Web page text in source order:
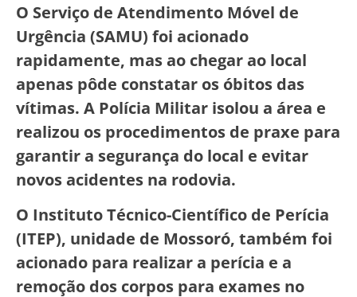
O Serviço de Atendimento Móvel de
Urgência (SAMU) foi acionado
rapidamente, mas ao chegar ao local
apenas pôde constatar os óbitos das
vítimas. A Polícia Militar isolou a área e
realizou os procedimentos de praxe para
garantir a segurança do local e evitar
novos acidentes na rodovia.
O Instituto Técnico-Científico de Perícia
(ITEP), unidade de Mossoró, também foi
acionado para realizar a perícia e a
remoção dos corpos para exames no